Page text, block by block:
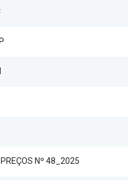
Nº 48_2025